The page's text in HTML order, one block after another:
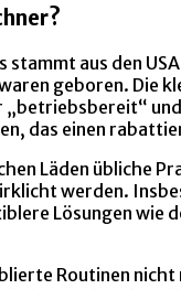
stammt aus den
geboren. Die
„betriebsbereit“
das einen
Läden übliche
werden.
Lösungen wie
Routinen